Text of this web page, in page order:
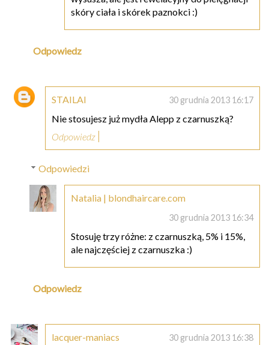
skóry ciała i skórek paznokci :)
Odpowiedz
STAILAI 30 grudnia 2013 16:17
Nie stosujesz już mydła Alepp z czarnuszką?
Odpowiedz
Odpowiedzi
Natalia | blondhaircare.com
30 grudnia 2013 16:34
Stosuję trzy różne: z czarnuszką, 5% i 15%,
ale najczęściej z czarnuszka :)
Odpowiedz
lacquer-maniacs 30 grudnia 2013 16:38